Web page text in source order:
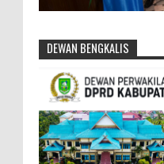
DEWAN BENGKALIS